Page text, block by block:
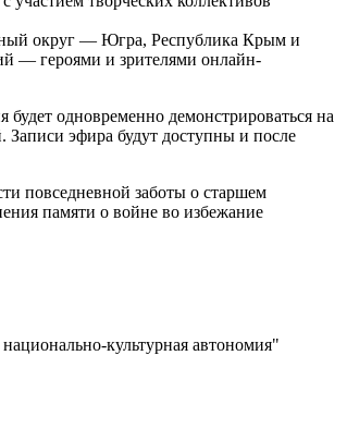
округ — Югра, Республика Крым и
— героями и зрителями онлайн-
одновременно демонстрироваться на
Записи эфира будут доступны и после
повседневной заботы о старшем
памяти о войне во избежание
культурная автономия"